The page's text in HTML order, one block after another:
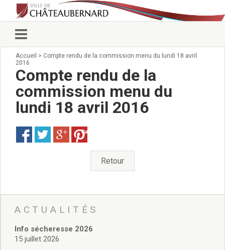
Vie municipale
Conseillers municipaux
Commissions 2026
Prendre rendez-vous
Services municipaux
Organigramme
Pour venir nous voir
État civil/élections/formalités
Affaires Scolaires
Vie associative
Police Municipale/règlementation
Accueil > Compte rendu de la commission menu du lundi 18 avril
2016
Compte rendu de la
commission menu du
lundi 18 avril 2016
Save
Retour
ACTUALITÉS
Info sécheresse 2026
15 juillet 2026